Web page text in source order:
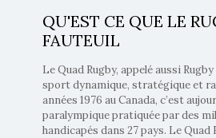
QU'EST CE QUE LE
FAUTEUIL
Le Quad Rugby, appelé aussi
sport dynamique, stratégique et
années 1976 au Canada, c’est
paralympique pratiquée par des
handicapés dans 27 pays. Le